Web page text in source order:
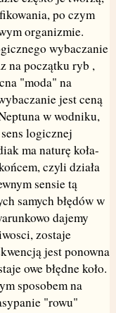
po czym
organizmie.
wybaczanie
na początku ryb ,
"moda" na
jest ceną
w wodniku,
logicznej
ma naturę koła-
czyli działa
sensie tą
samych błędów w
dajemy
zostaje
jest ponowna
owe błędne koło.
sposobem na
"rowu"